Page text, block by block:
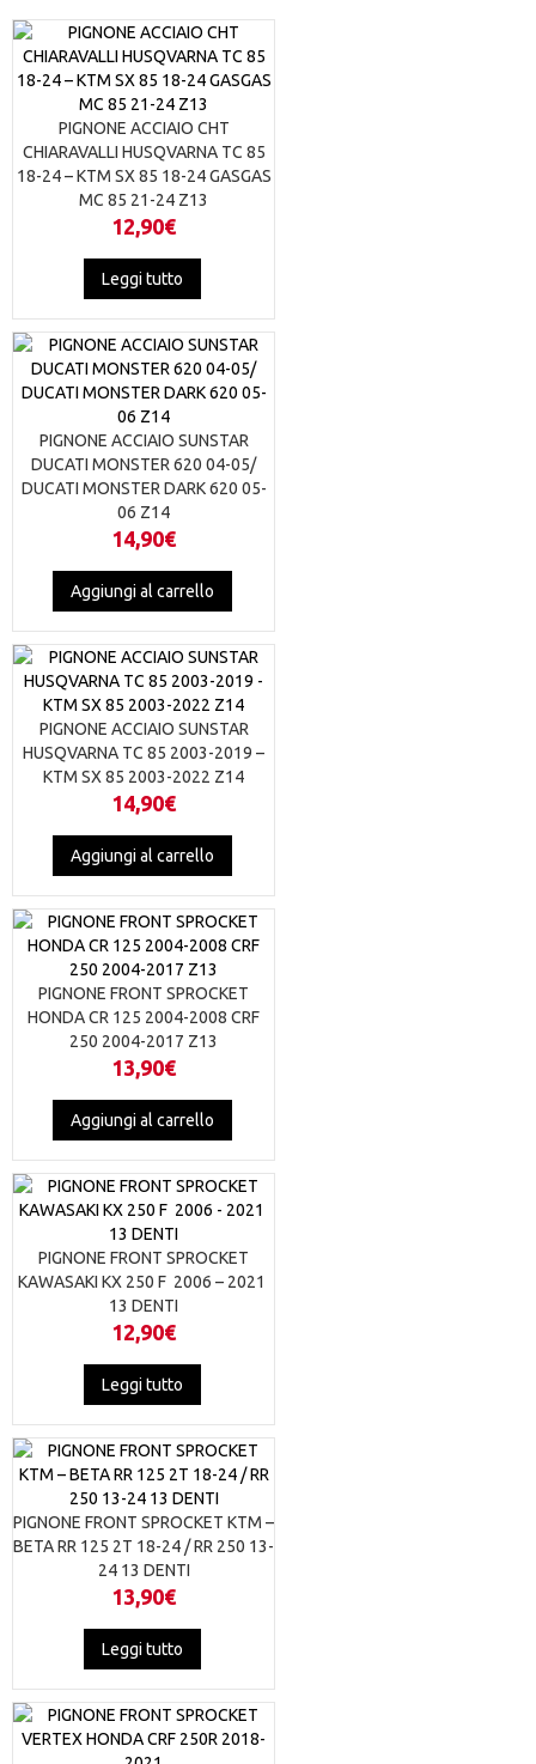
PIGNONE ACCIAIO CHT
CHIARAVALLI HUSQVARNA TC 85
18-24 – KTM SX 85 18-24 GASGAS
MC 85 21-24 Z13
12,90€
Leggi tutto
PIGNONE ACCIAIO SUNSTAR
DUCATI MONSTER 620 04-05/
DUCATI MONSTER DARK 620 05-
06 Z14
14,90€
Aggiungi al carrello
PIGNONE ACCIAIO SUNSTAR
HUSQVARNA TC 85 2003-2019 –
KTM SX 85 2003-2022 Z14
14,90€
Aggiungi al carrello
PIGNONE FRONT SPROCKET
HONDA CR 125 2004-2008 CRF
250 2004-2017 Z13
13,90€
Aggiungi al carrello
PIGNONE FRONT SPROCKET
KAWASAKI KX 250 F 2006 – 2021
13 DENTI
12,90€
Leggi tutto
PIGNONE FRONT SPROCKET KTM –
BETA RR 125 2T 18-24 / RR 250 13-
24 13 DENTI
13,90€
Leggi tutto